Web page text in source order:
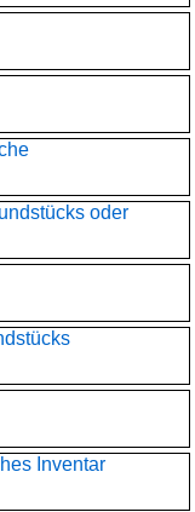
oder
Inventar